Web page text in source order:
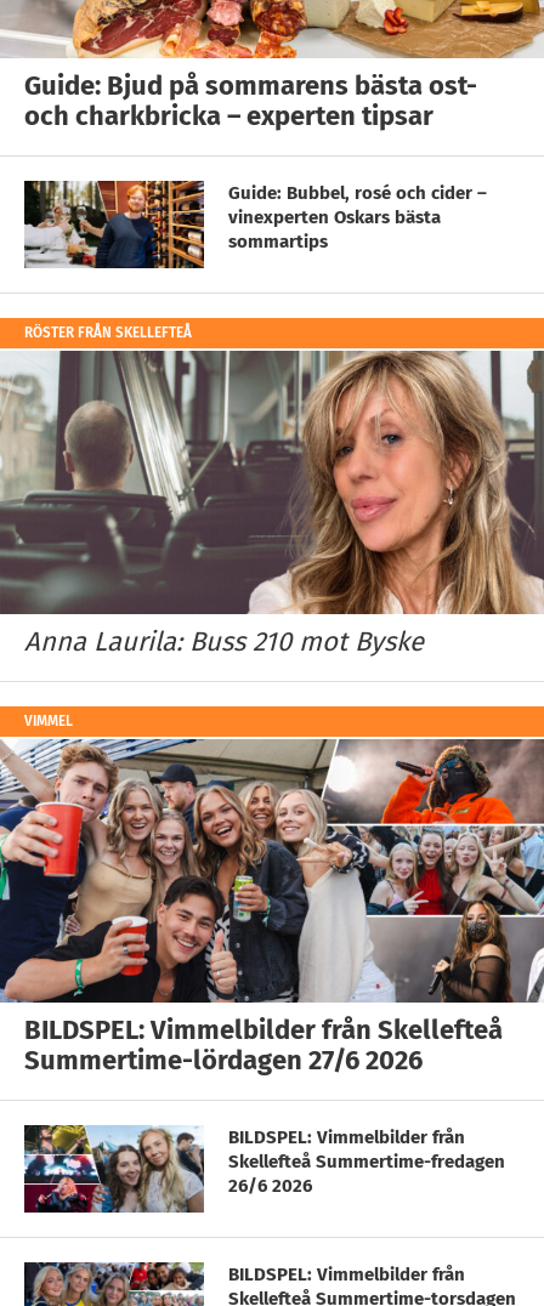
Guide: Bjud på sommarens bästa ost-
och charkbricka – experten tipsar
Guide: Bubbel, rosé och cider –
vinexperten Oskars bästa
sommartips
RÖSTER FRÅN SKELLEFTEÅ
Anna Laurila: Buss 210 mot Byske
VIMMEL
BILDSPEL: Vimmelbilder från Skellefteå
Summertime-lördagen 27/6 2026
BILDSPEL: Vimmelbilder från
Skellefteå Summertime-fredagen
26/6 2026
BILDSPEL: Vimmelbilder från
Skellefteå Summertime-torsdagen